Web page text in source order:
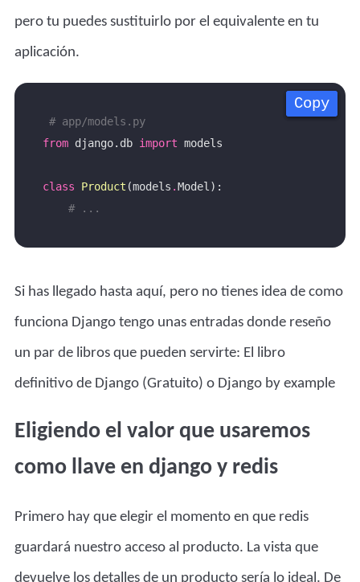
pero tu puedes sustituirlo por el equivalente en tu
aplicación.
Copy
Copy
Copy
Copy
# app/models.py
from django.db import
class Product (models .
# ...
Si has llegado hasta aquí, pero no tienes idea de como
funciona Django tengo unas entradas donde reseño
un par de libros que pueden servirte: El libro
definitivo de Django (Gratuito) o Django by example
Eligiendo el valor que usaremos
como llave en django y redis
Primero hay que elegir el momento en que redis
guardará nuestro acceso al producto. La vista que
devuelve los detalles de un producto sería lo ideal. De